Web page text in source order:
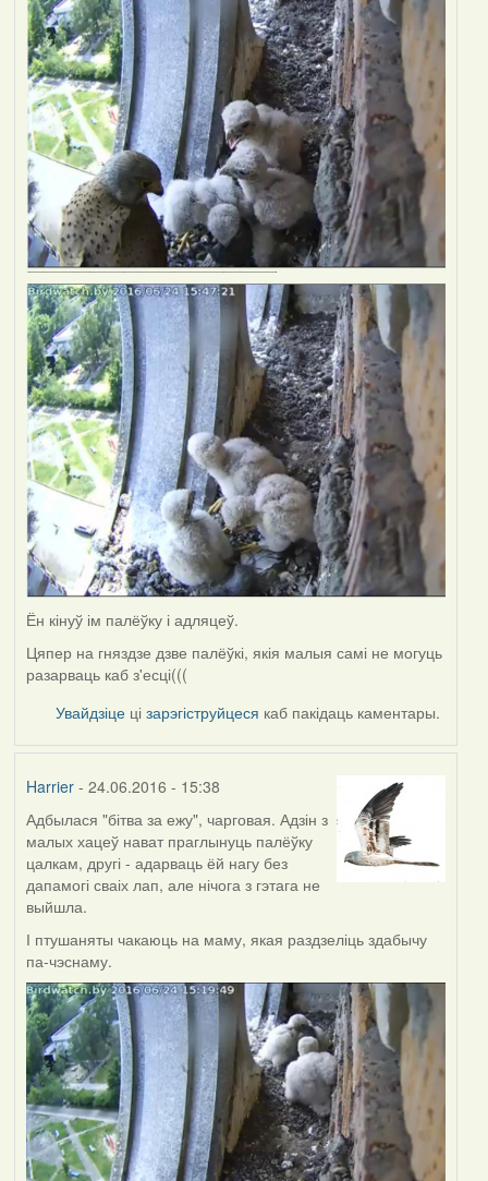
Ён кінуў ім палёўку і адляцеў.
Цяпер на гняздзе дзве палёўкі, якія малыя самі не могуць
разарваць каб з'есці(((
Увайдзіце цізарэгіструйцеся каб пакідаць каментары.
Harrier- 24.06.2016 - 15:38
Адбылася "бітва за ежу", чарговая. Адзін з
малых хацеў нават праглынуць палёўку
цалкам, другі - адарваць ёй нагу без
дапамогі сваіх лап, але нічога з гэтага не
выйшла.
І птушаняты чакаюць на маму, якая раздзеліць здабычу
па-чэснаму.